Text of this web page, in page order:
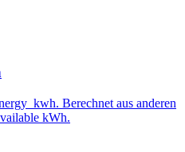
Berechnet aus anderen
kWh.